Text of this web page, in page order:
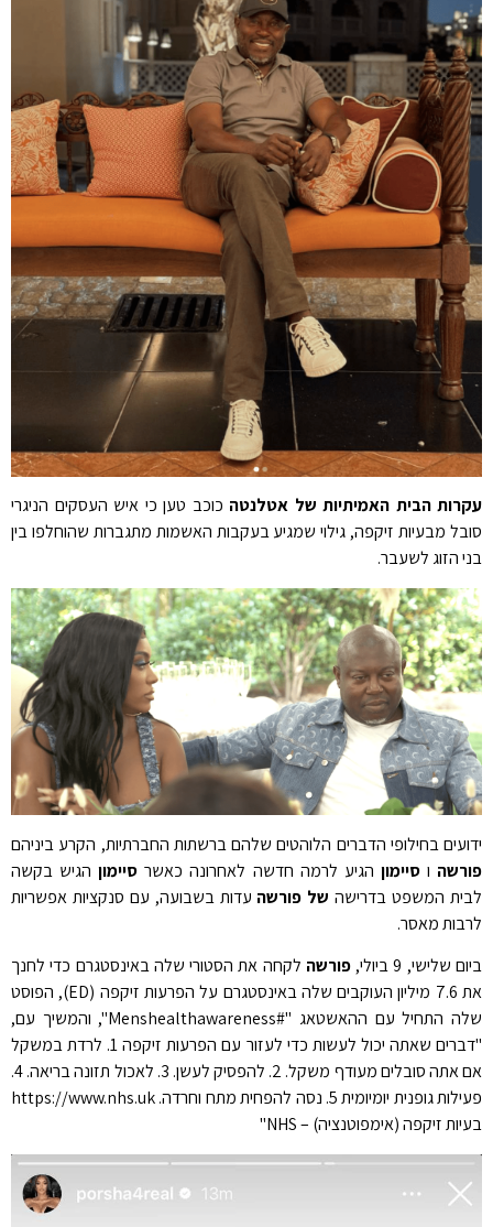
עקרות הבית האמיתיות של אטלנטה כוכב טען כי איש העסקים הניגרי
סובל מבעיות זיקפה, גילוי שמגיע בעקבות האשמות מתגברות שהוחלפו בין
בני הזוג לשעבר.
ידועים בחילופי הדברים הלוהטים שלהם ברשתות החברתיות, הקרע ביניהם
פורשה ו סיימון הגיע לרמה חדשה לאחרונה כאשר סיימוןהגיש בקשה
לבית המשפט בדרישה של פורשה עדות בשבועה, עם סנקציות אפשריות
לרבות מאסר.
ביום שלישי, 9 ביולי,
פורשה לקחה את הסטורי שלה באינסטגרם כדי לחנך
את 7.6 מיליון העוקבים שלה באינסטגרם על הפרעות זיקפה (ED), הפוסט
שלה התחיל עם ההאשטאג "#Menshealthawareness", והמשיך עם,
"דברים שאתה יכול לעשות כדי לעזור עם הפרעות זיקפה 1. לרדת במשקל
אם אתה סובלים מעודף משקל. 2. להפסיק לעשן. 3. לאכול תזונה בריאה. 4.
פעילות גופנית יומיומית 5. נסה להפחית מתח וחרדה. https://www.nhs.uk
בעיות זיקפה (אימפוטנציה) – NHS"